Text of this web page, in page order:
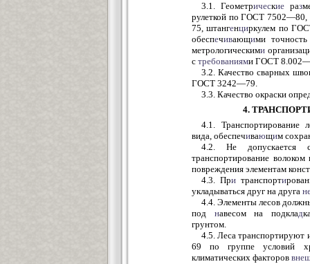
3.1. Геометрические раз
рулеткой по ГОСТ 7502—80,
75, штангенциркулем по
обеспечивающими
метрологическими
с требованиями ГОСТ
3.2. Качество сварных
ГОСТ 3242—79.
3.3. Качество окраски
4.
4.1. Транспортирование
вида, обеспечивающим
4.2. Не допускается
транспортирование
повреждения элементам
4.3. Притранспортирован
укладываться друг на друга
4.4. Элементы лесов
под навесом на подклад
грунтом.
4.5. Леса транспортируют
69 по группе условий
климатических факторов